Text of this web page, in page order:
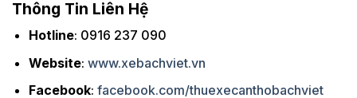
Thông Tin Liên Hệ
Hotline: 0916 237 090
Website: www.xebachviet.vn
Facebook: facebook.com/thuexecanthobachviet